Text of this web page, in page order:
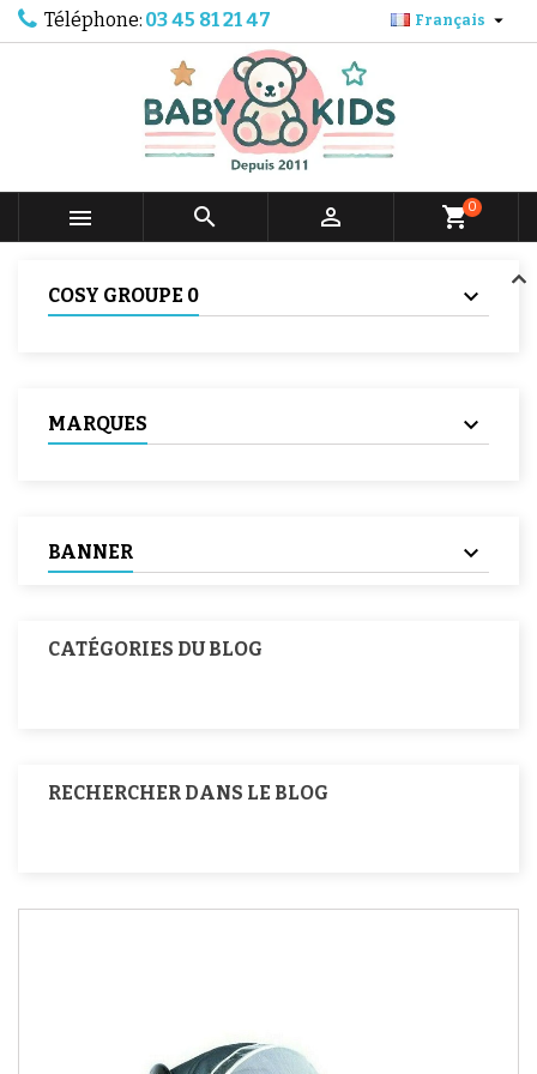
Téléphone: 03 45 81 21 47 Français 
   shopping_cart0
COSY GROUPE 0
MARQUES
BANNER
CATÉGORIES DU BLOG
RECHERCHER DANS LE BLOG